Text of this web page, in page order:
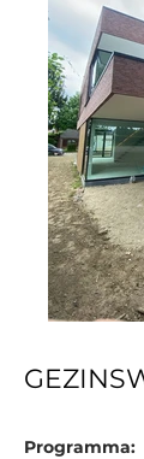
Programma: